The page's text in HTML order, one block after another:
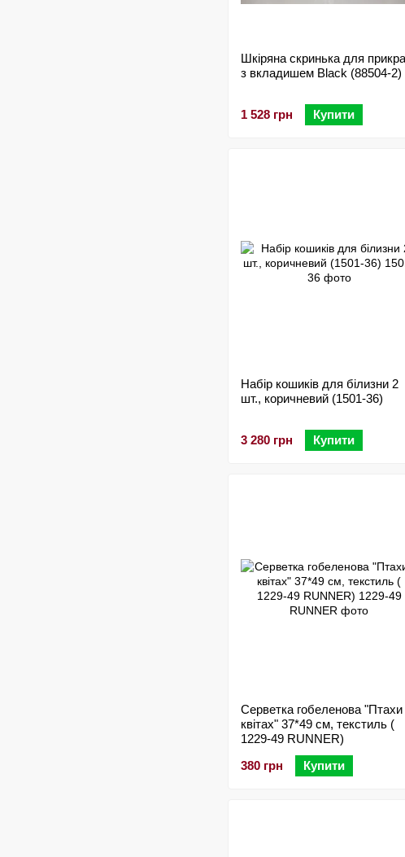
Шкіряна скринька для
з вкладишем Black (88504-2)
1 528 грн Купити
Набір кошиків для білизни 2
шт., коричневий (1501-36)
3 280 грн Купити
Серветка гобеленова "Птахи
квітах" 37*49 см, текстиль (
1229-49 RUNNER)
380 грн
Купити